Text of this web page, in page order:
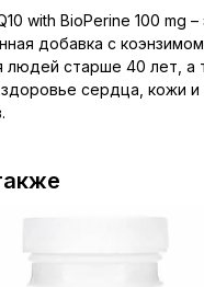
with BioPerine 100 mg –
добавка с
старше 40 лет, а
здоровье сердца, кожи